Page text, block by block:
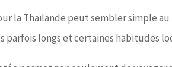
la Thaïlande peut sembler simple
parfois longs et certaines habitudes